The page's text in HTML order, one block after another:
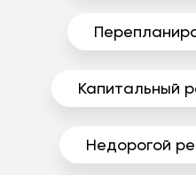
Капитальный
Недорогой